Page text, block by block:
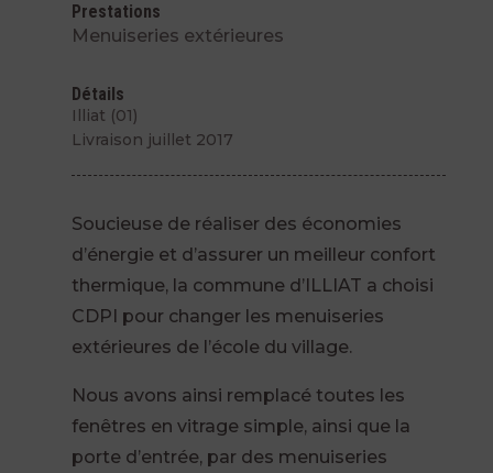
Prestations
Menuiseries extérieures
Détails
Illiat (01)
Livraison juillet 2017
Soucieuse de réaliser des économies
d’énergie et d’assurer un meilleur confort
thermique, la commune d’ILLIAT a choisi
CDPI pour changer les menuiseries
extérieures de l’école du village.
Nous avons ainsi remplacé toutes les
fenêtres en vitrage simple, ainsi que la
porte d’entrée, par des menuiseries